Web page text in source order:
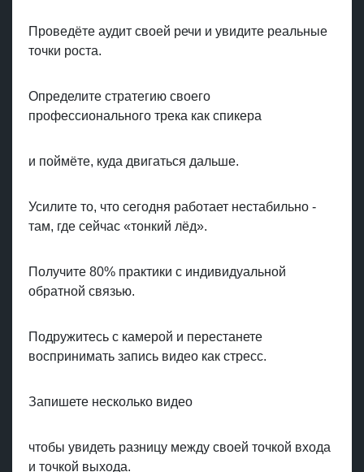
Проведёте аудит своей речи и увидите реальные
точки роста.
Определите стратегию своего
профессионального трека как спикера
и поймёте, куда двигаться дальше.
Усилите то, что сегодня работает нестабильно -
там, где сейчас «тонкий лёд».
Получите 80% практики с индивидуальной
обратной связью.
Подружитесь с камерой и перестанете
воспринимать запись видео как стресс.
Запишете несколько видео
чтобы увидеть разницу между своей точкой входа
и точкой выхода.